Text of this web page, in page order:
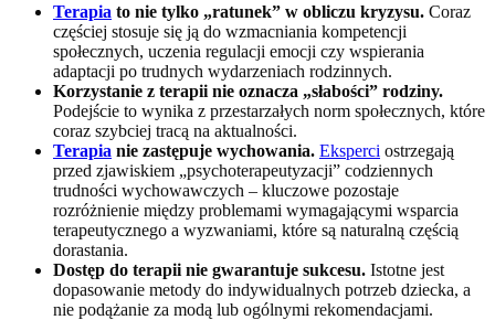
Terapia to nie tylko „ratunek” w obliczu kryzysu. Coraz
częściej stosuje się ją do wzmacniania kompetencji
społecznych, uczenia regulacji emocji czy wspierania
adaptacji po trudnych wydarzeniach rodzinnych.
Korzystanie z terapii nie oznacza „słabości” rodziny.
Podejście to wynika z przestarzałych norm społecznych, które
coraz szybciej tracą na aktualności.
Terapia nie zastępuje wychowania. Eksperci ostrzegają
przed zjawiskiem „psychoterapeutyzacji” codziennych
trudności wychowawczych – kluczowe pozostaje
rozróżnienie między problemami wymagającymi wsparcia
terapeutycznego a wyzwaniami, które są naturalną częścią
dorastania.
Dostęp do terapii nie gwarantuje sukcesu. Istotne jest
dopasowanie metody do indywidualnych potrzeb dziecka, a
nie podążanie za modą lub ogólnymi rekomendacjami.